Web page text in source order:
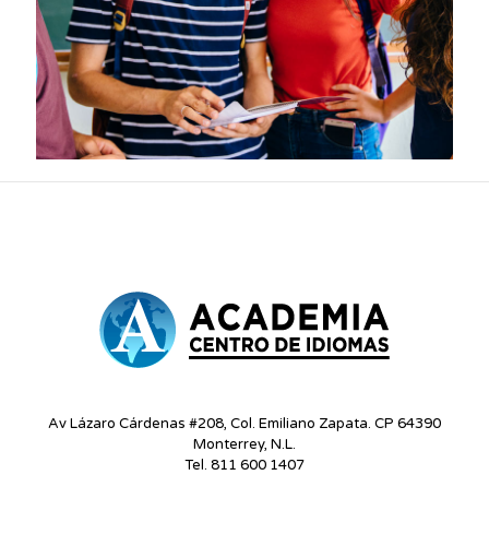
Av Lázaro Cárdenas #208, Col. Emiliano Zapata. CP 64390
Monterrey, N.L.
Tel. 811 600 1407